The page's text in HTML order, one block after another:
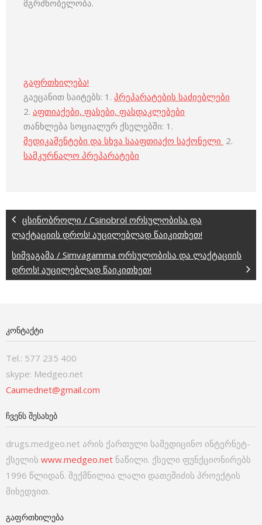
მგრძნობელობა.
გაფრთხილება!
გაეცანით საიტებს: 1. პრეპარატების საძიებლები
2. აფთიაქები, ფასები, ფასდაკლებები
თანხლება სოციალურ ქსელებში: 1.
მედიკამენტები და სხვა სააფთიაქო საქონელი 2.
სამკურნალო პრეპარატები
ცსინობროლი / Csinobrol ორსულობისა და
ლაქტაციის დროს! აუცილებლად წაიკითხეთ!
სიმვაგამა / Simvagamma ორსულობისა და ლაქტაციის
დროს! აუცილებლად წაიკითხეთ!
ᲙᲝᲜᲢᲐᲥᲢᲘ
Tel.: 577 235 400
skype: Medgeo.net
Caumednet@gmail.com
ᲩᲕᲔᲜᲡ ᲨᲔᲡᲐᲮᲔᲑ
drugs.medgeo.net არის ქართული სამედიცინო ინტერნეტ-
ქსელის www.medgeo.net ნაწილი. ქსელი ფუნქციონირებს
1996 წლიდან. შექმნილია ლალი დათეშიძის პროექტის
მიხედვით.
ᲒᲐᲤᲠᲗᲮᲘᲚᲔᲑᲐ